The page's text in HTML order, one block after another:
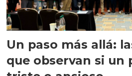
Un paso más allá:
que observan si un